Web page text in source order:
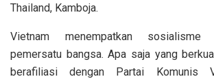
Thailand, Kamboja.
Vietnam menempatkan
pemersatu bangsa. Apa saja yang
berafiliasi dengan Partai Komunis